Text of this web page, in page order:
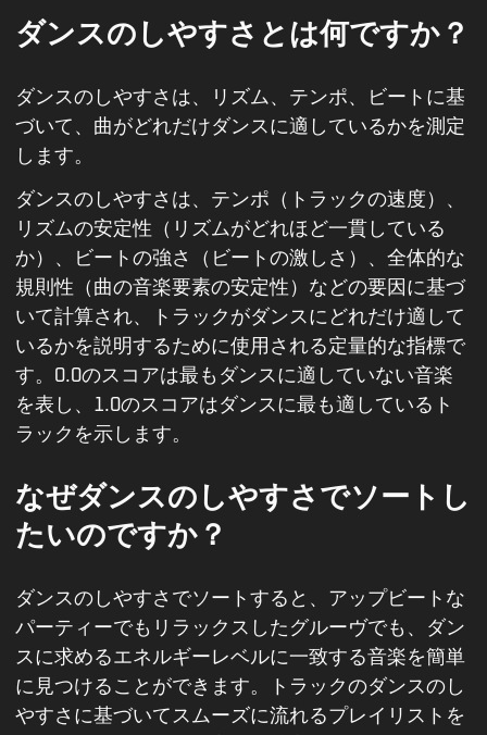
ダンスのしやすさとは何ですか？
ダンスのしやすさは、リズム、テンポ、ビートに基
づいて、曲がどれだけダンスに適しているかを測定
します。
ダンスのしやすさは、テンポ（トラックの速度）、
リズムの安定性（リズムがどれほど一貫している
か）、ビートの強さ（ビートの激しさ）、全体的な
規則性（曲の音楽要素の安定性）などの要因に基づ
いて計算され、トラックがダンスにどれだけ適して
いるかを説明するために使用される定量的な指標で
す。0.0のスコアは最もダンスに適していない音楽
を表し、1.0のスコアはダンスに最も適しているト
ラックを示します。
なぜダンスのしやすさでソートし
たいのですか？
ダンスのしやすさでソートすると、アップビートな
パーティーでもリラックスしたグルーヴでも、ダン
スに求めるエネルギーレベルに一致する音楽を簡単
に見つけることができます。トラックのダンスのし
やすさに基づいてスムーズに流れるプレイリストを